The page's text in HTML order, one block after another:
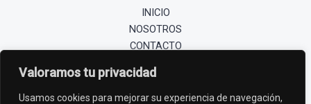
Valoramos tu privacidad
Usamos cookies para mejorar su experiencia de navegación,
INICIO
NOSOTROS
CONTACTO
PROMOCIÓN